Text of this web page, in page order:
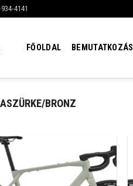
4141
FŐOLDAL BEMUTATKOZÁS
BRONZ